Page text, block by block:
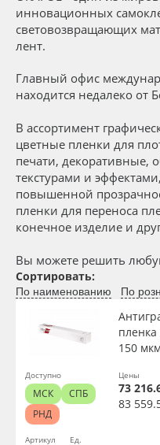
Сервис
Инструкции
Компания
Контакты
Блог
Поставщикам
8 800 550 7888
Москва
Клей, скотчи и крепёж
Мобильные конструкции
Профильные системы
Сублимация и
Светотехника
Инженерные пластики
Упаковочные материалы
Оборудование и
Новинки ассортимента
Oracal 641
Orajet 3640
Длина рулона, м
Цвет
Клей
Цвет клея
Срок эксплуатации, лет
Упаковка
инновационных
световозвращающих
лент.
Главный офис
находится недалеко от
В ассортимент
цветные пленки для
печати,
текстурами и
повышенной
пленки для переноса
конечное изделие и
Вы можете решить
Сортировать:
По наименованию По
Артикул
150
Ед.
Цены
73
83
Доступно
МСК
СПБ
РНД